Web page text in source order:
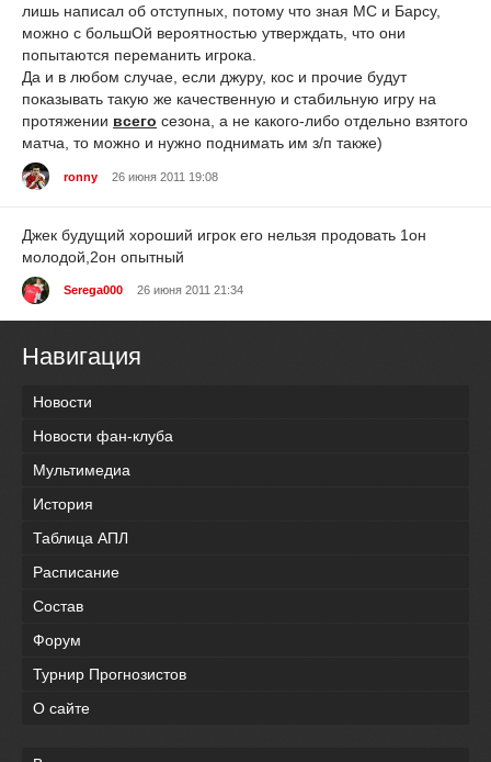
лишь написал об отступных, потому что зная МС и Барсу,
можно с большОй вероятностью утверждать, что они
попытаются переманить игрока.
Да и в любом случае, если джуру, кос и прочие будут
показывать такую же качественную и стабильную игру на
протяжении всего сезона, а не какого-либо отдельно взятого
матча, то можно и нужно поднимать им з/п также)
ronny 26 июня 2011 19:08
Джек будущий хороший игрок его нельзя продовать 1он
молодой,2он опытный
Serega000 26 июня 2011 21:34
Навигация
Новости
Новости фан-клуба
Мультимедиа
История
Таблица АПЛ
Расписание
Состав
Форум
Турнир Прогнозистов
О сайте